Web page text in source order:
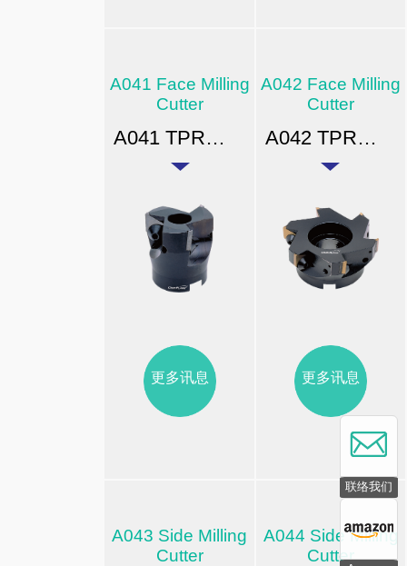
联络我们
A041 Face Milling
Cutter
A041 TPR直角平面铣刀（无垫片）
更多讯息
A042 Face Milling
Cutter
A042 TPR直角平面铣刀
更多讯息
A043 Side Milling
Cutter
A044 Side Milling
Cutter